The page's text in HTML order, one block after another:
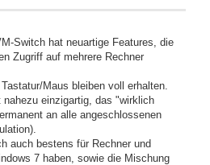
Switch hat neuartige Features, die
Zugriff auf mehrere Rechner
Maus bleiben voll erhalten.
einzigartig, das "wirklich
an alle angeschlossenen
auch bestens für Rechner und
7 haben, sowie die Mischung